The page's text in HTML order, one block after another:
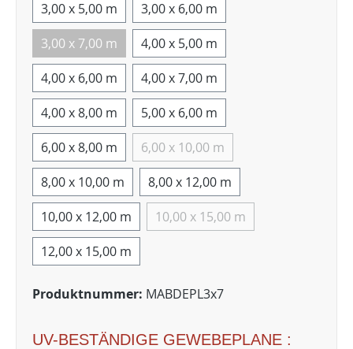
3,00 x 5,00 m
3,00 x 6,00 m
3,00 x 7,00 m
4,00 x 5,00 m
4,00 x 6,00 m
4,00 x 7,00 m
4,00 x 8,00 m
5,00 x 6,00 m
6,00 x 8,00 m
6,00 x 10,00 m
8,00 x 10,00 m
8,00 x 12,00 m
10,00 x 12,00 m
10,00 x 15,00 m
12,00 x 15,00 m
Produktnummer: MABDEPL3x7
UV-BESTÄNDIGE GEWEBEPLANE :